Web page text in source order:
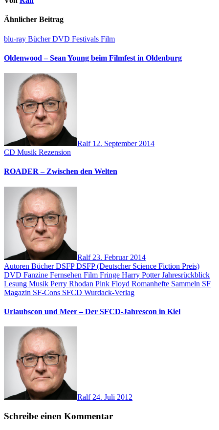
Ähnlicher Beitrag
blu-ray BücherDVD Festivals Film
Oldenwood – Sean Young beim Filmfest in Oldenburg
Ralf 12. September 2014
CD Musik Rezension
ROADER – Zwischen den Welten
Ralf 23. Februar 2014
Autoren BücherDSFPDSFP (Deutscher Science Fiction Preis)
DVD Fanzine Fernsehen Film Fringe Harry PotterJahresrückblick
Lesung Musik Perry Rhodan Pink Floyd Romanhefte Sammeln SF
Magazin SF-Cons SFCD Wurdack-Verlag
Urlaubscon und Meer – Der SFCD-Jahrescon in Kiel
Ralf 24. Juli 2012
Schreibe einen Kommentar